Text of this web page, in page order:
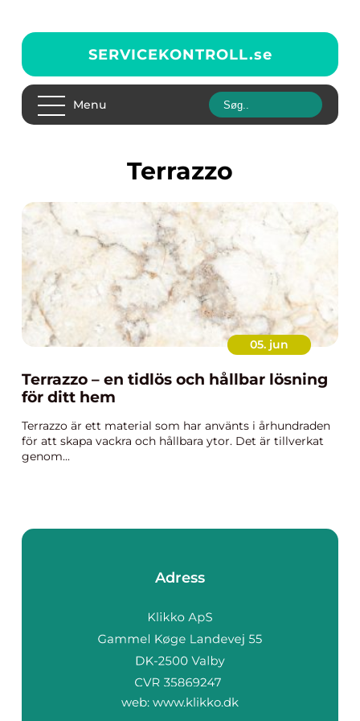
SERVICEKONTROLL.se
Menu
Terrazzo
05. jun
Terrazzo – en tidlös och hållbar lösning
för ditt hem
Terrazzo är ett material som har använts i århundraden
för att skapa vackra och hållbara ytor. Det är tillverkat
genom...
Adress
web: www.klikko.dk